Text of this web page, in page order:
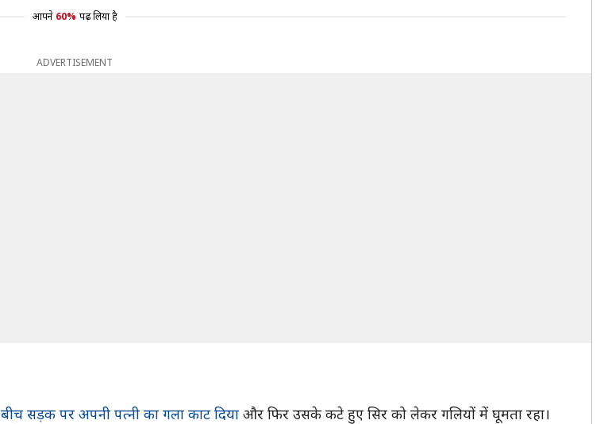
आपने 60% पढ़ लिया है
ADVERTISEMENT
बीच सड़क पर अपनी पत्नी का गला काट दिया और फिर उसके कटे हुए सिर को लेकर गलियों में घूमता रहा।